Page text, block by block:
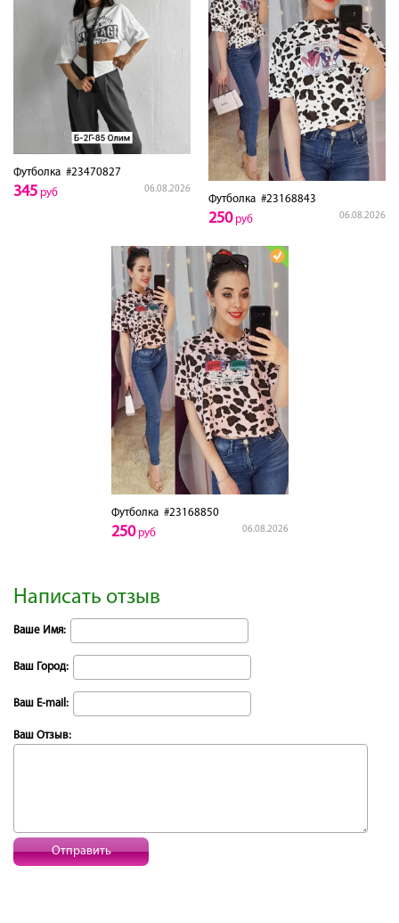
Футболка #23470827
06.08.2026
345 руб
Футболка #23168843
06.08.2026
250руб
Футболка#23168850
06.08.2026
250руб
Написать отзыв
Ваше Имя:
Ваш Город:
Ваш E-mail:
Ваш Отзыв:
Отправить